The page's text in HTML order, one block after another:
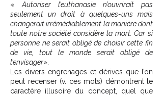
« Autoriser l’euthanasie n’ouvrirait pas
seulement un droit à quelques-uns mais
changerait irrémédiablement la manière dont
toute notre société considère la mort. Car si
personne ne serait obligé de choisir cette fin
de vie, tout le monde serait obligé de
l’envisager».
Les divers engrenages et dérives que l’on
peut recenser (v. ces mots) démontrent le
caractère illusoire du concept, quel que